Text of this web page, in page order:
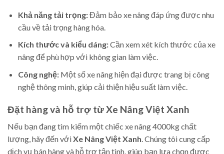
Khả năng tải trọng:Đảm bảo xe nâng đáp ứng được nhu
cầu về tải trọng hàng hóa.
Kích thước và kiểu dáng:Cần xem xét kích thước của xe
nâng để phù hợp với không gian làm việc.
Công nghệ:Một số xe nâng hiện đại được trang bị công
nghệ thông minh, giúp cải thiện hiệu suất làm việc.
Đặt hàng và hỗ trợ từ Xe Nâng Việt Xanh
Nếu bạn đang tìm kiếm một chiếc xe nâng 4000kg chất
lượng, hãy đến vớiXe Nâng Việt Xanh. Chúng tôi cung cấp
dịch vụ bán hàng và hỗ trợ tận tình, giúp bạn lựa chọn được